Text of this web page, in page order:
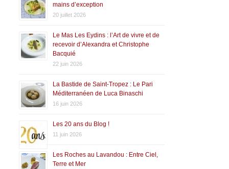
mains d’exception
20 juillet 2026
Le Mas Les Eydins : l’Art de vivre et de
recevoir d’Alexandra et Christophe
Bacquié
22 juin 2026
La Bastide de Saint-Tropez : Le Pari
Méditerranéen de Luca Binaschi
16 juin 2026
Les 20 ans du Blog !
11 juin 2026
Les Roches au Lavandou : Entre Ciel,
Terre et Mer